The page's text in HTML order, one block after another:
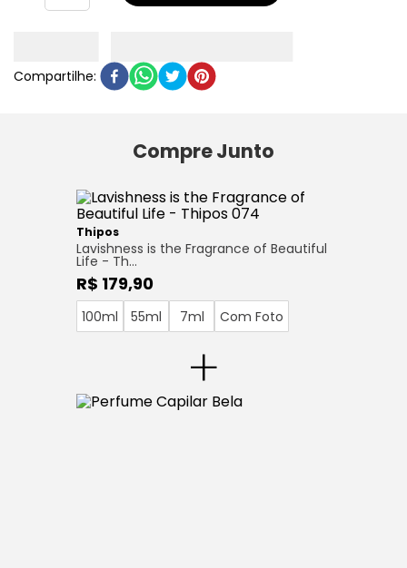
Compre Junto
Thipos
Lavishness is the Fragrance of Beautiful
Life - Th…
R$ 179,90
100ml 55ml 7ml Com Foto
+